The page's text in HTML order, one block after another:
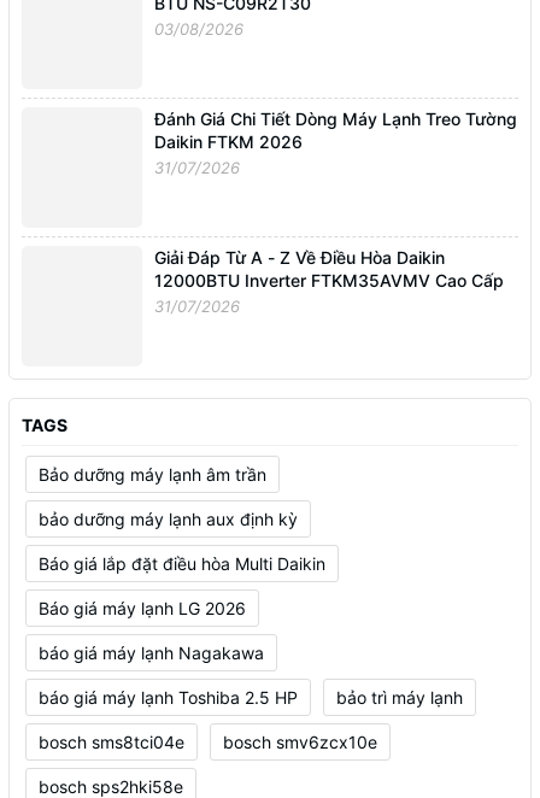
03/08/2026
Đánh Giá Chi Tiết Dòng Máy Lạnh Treo Tường
Daikin FTKM 2026
31/07/2026
Giải Đáp Từ A - Z Về Điều Hòa Daikin
12000BTU Inverter FTKM35AVMV Cao Cấp
31/07/2026
TAGS
Bảo dưỡng máy lạnh âm trần
bảo dưỡng máy lạnh aux định kỳ
Báo giá lắp đặt điều hòa Multi Daikin
Báo giá máy lạnh LG 2026
báo giá máy lạnh Nagakawa
báo giá máy lạnh Toshiba 2.5 HP bảo trì máy lạnh
bosch sms8tci04e bosch smv6zcx10e
bosch sps2hki58e